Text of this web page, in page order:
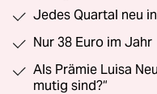
Jedes Quartal neu
Nur 38 Euro im Jahr
Als Prämie Luisa
mutig sind?“